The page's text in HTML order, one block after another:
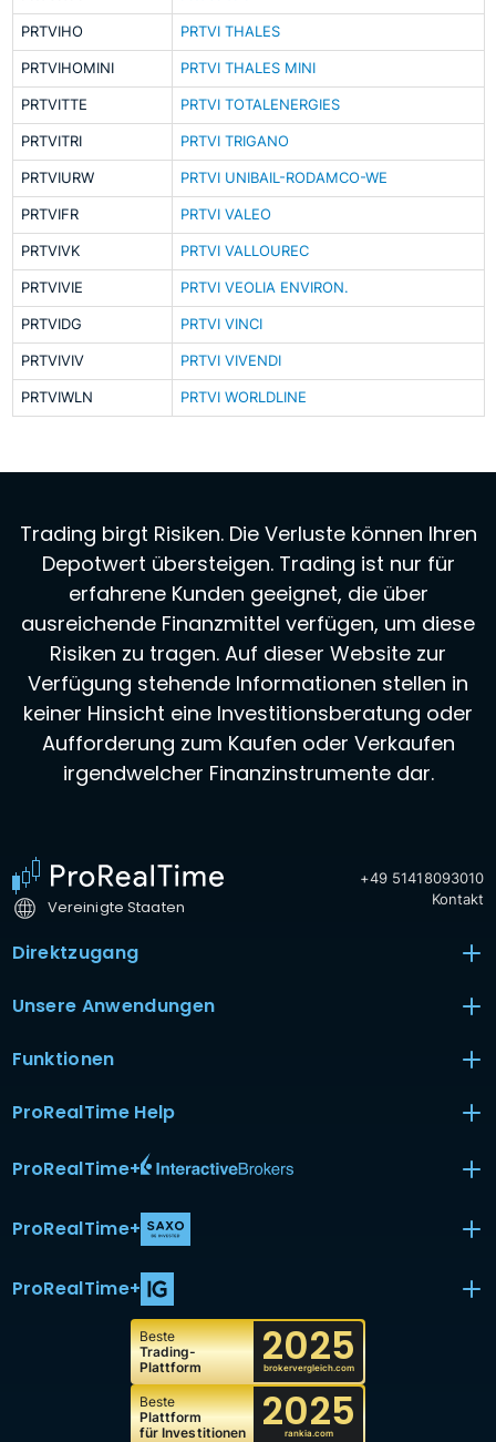
PRTVIHO PRTVI THALES
PRTVIHOMINI PRTVI THALES MINI
PRTVITTE PRTVI TOTALENERGIES
PRTVITRI PRTVI TRIGANO
PRTVIURW PRTVI UNIBAIL-RODAMCO-WE
PRTVIFR PRTVI VALEO
PRTVIVK PRTVI VALLOUREC
PRTVIVIE PRTVI VEOLIA ENVIRON.
PRTVIDG PRTVI VINCI
PRTVIVIV PRTVI VIVENDI
PRTVIWLN PRTVI WORLDLINE
Trading birgt Risiken. Die Verluste können Ihren
Depotwert übersteigen. Trading ist nur für
erfahrene Kunden geeignet, die über
ausreichende Finanzmittel verfügen, um diese
Risiken zu tragen. Auf dieser Website zur
Verfügung stehende Informationen stellen in
keiner Hinsicht eine Investitionsberatung oder
Aufforderung zum Kaufen oder Verkaufen
irgendwelcher Finanzinstrumente dar.
Vereinigte Staaten
+49 51418093010
Kontakt
Direktzugang
Unsere Anwendungen
Funktionen
ProRealTime Help
ProRealTime+
ProRealTime+
ProRealTime+
Beste
Trading-
Plattform
2025
brokervergleich.com
Beste
Plattform
für Investitionen
2025
rankia.com